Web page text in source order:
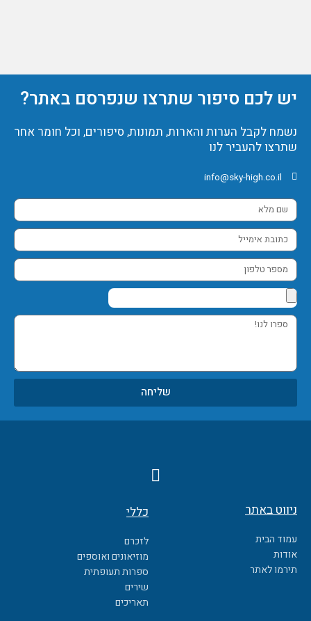
יש לכם סיפור שתרצו שנפרסם באתר?
נשמח לקבל הערות והארות, תמונות, סיפורים, וכל חומר אחר
שתרצו להעביר לנו
info@sky-high.co.il
שם
מלא
כתובת
אימייל
מספר
טלפון
ספרו
שליחה
F
a
ניווט באתר
עמוד הבית
אודות
תירמו לאתר
כללי
לזכרם
מוזיאונים ואוספים
ספרות תעופתית
שירים
תאריכים